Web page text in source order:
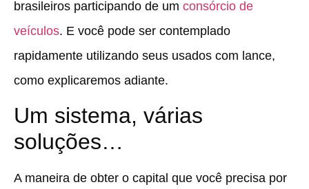
brasileiros participando de um consórcio de
veículos. E você pode ser contemplado
rapidamente utilizando seus usados com lance,
como explicaremos adiante.
Um sistema, várias
soluções…
A maneira de obter o capital que você precisa por